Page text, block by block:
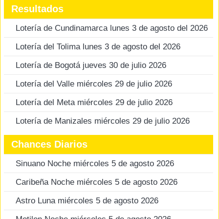
Resultados
Lotería de Cundinamarca lunes 3 de agosto del 2026
Lotería del Tolima lunes 3 de agosto del 2026
Lotería de Bogotá jueves 30 de julio 2026
Lotería del Valle miércoles 29 de julio 2026
Lotería del Meta miércoles 29 de julio 2026
Lotería de Manizales miércoles 29 de julio 2026
Chances Diarios
Sinuano Noche miércoles 5 de agosto 2026
Caribeña Noche miércoles 5 de agosto 2026
Astro Luna miércoles 5 de agosto 2026